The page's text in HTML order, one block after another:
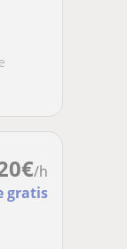
€/h
gratis